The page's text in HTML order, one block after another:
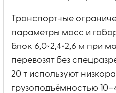
Транспортные
параметры масс и
блок 6,0×2,4×2,6 м при
перевозят без
20 т используют
грузоподъёмностью